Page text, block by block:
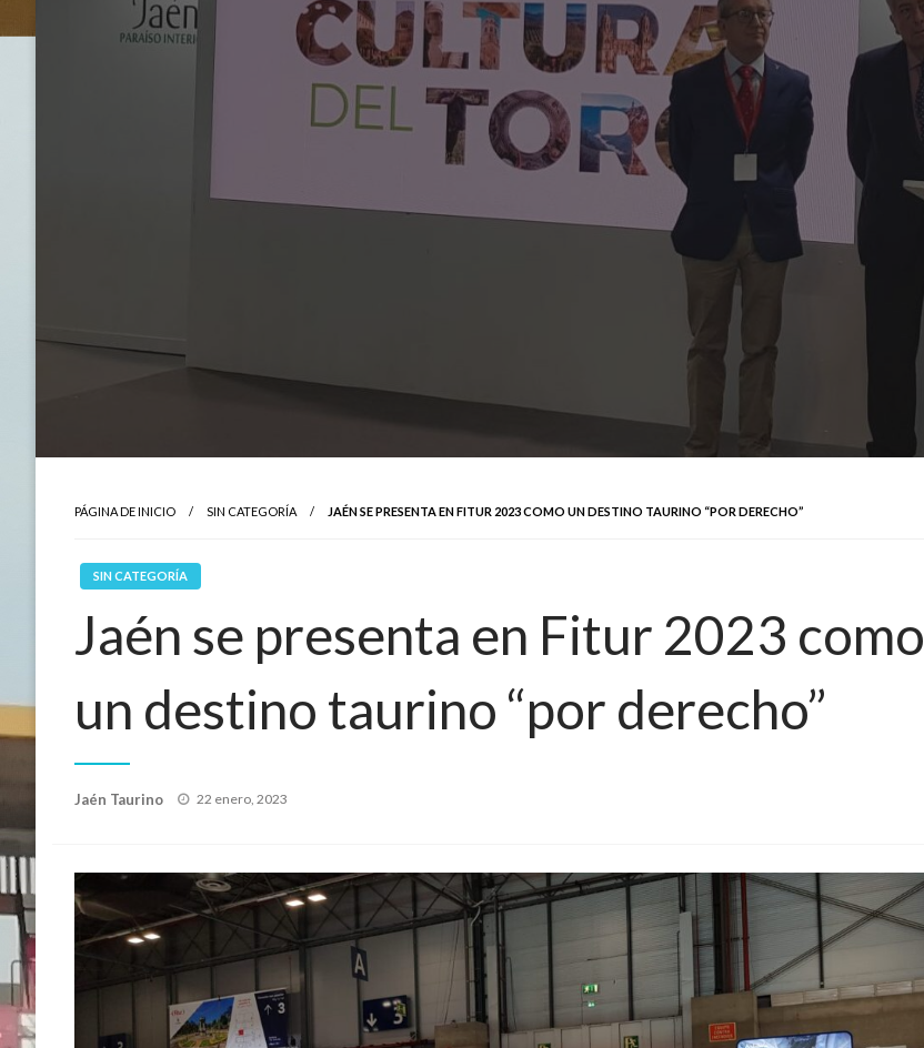
PÁGINA DE INICIO SIN CATEGORÍA JAÉN SE PRESENTA EN FITUR 2023 COMO UN DESTINO TAURINO “POR DERECHO”
SIN CATEGORÍA
Jaén se presenta en Fitur 2023 como
un destino taurino “por derecho”
Jaén Taurino
Publicado
22 enero, 2023